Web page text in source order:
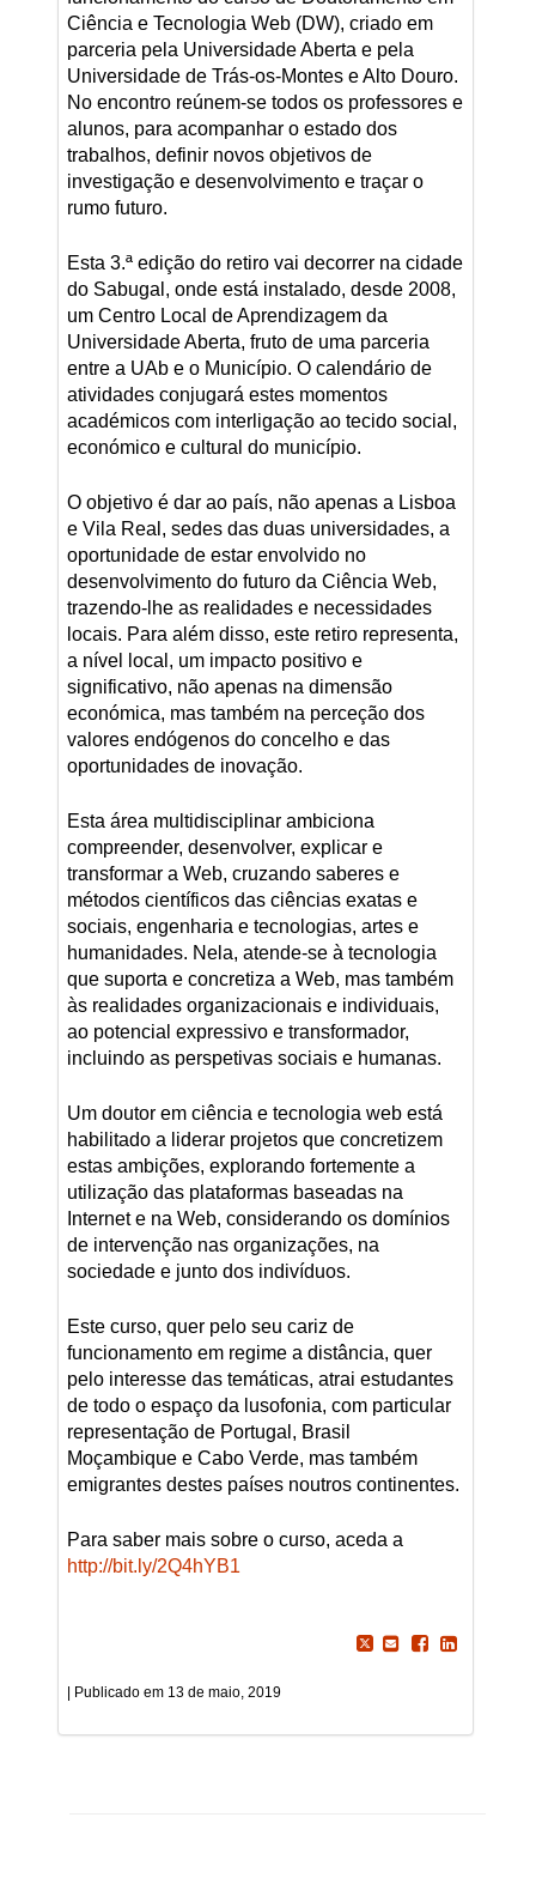
Ciência e Tecnologia Web (DW), criado em
parceria pela Universidade Aberta e pela
Universidade de Trás-os-Montes e Alto Douro.
No encontro reúnem-se todos os professores e
alunos, para acompanhar o estado dos
trabalhos, definir novos objetivos de
investigação e desenvolvimento e traçar o
rumo futuro.
Esta 3.ª edição do retiro vai decorrer na cidade
do Sabugal, onde está instalado, desde 2008,
um Centro Local de Aprendizagem da
Universidade Aberta, fruto de uma parceria
entre a UAb e o Município. O calendário de
atividades conjugará estes momentos
académicos com interligação ao tecido social,
económico e cultural do município.
O objetivo é dar ao país, não apenas a Lisboa
e Vila Real, sedes das duas universidades, a
oportunidade de estar envolvido no
desenvolvimento do futuro da Ciência Web,
trazendo-lhe as realidades e necessidades
locais. Para além disso, este retiro representa,
a nível local, um impacto positivo e
significativo, não apenas na dimensão
económica, mas também na perceção dos
valores endógenos do concelho e das
oportunidades de inovação.
Esta área multidisciplinar ambiciona
compreender, desenvolver, explicar e
transformar a Web, cruzando saberes e
métodos científicos das ciências exatas e
sociais, engenharia e tecnologias, artes e
humanidades. Nela, atende-se à tecnologia
que suporta e concretiza a Web, mas também
às realidades organizacionais e individuais,
ao potencial expressivo e transformador,
incluindo as perspetivas sociais e humanas.
Um doutor em ciência e tecnologia web está
habilitado a liderar projetos que concretizem
estas ambições, explorando fortemente a
utilização das plataformas baseadas na
Internet e na Web, considerando os domínios
de intervenção nas organizações, na
sociedade e junto dos indivíduos.
Este curso, quer pelo seu cariz de
funcionamento em regime a distância, quer
pelo interesse das temáticas, atrai estudantes
de todo o espaço da lusofonia, com particular
representação de Portugal, Brasil
Moçambique e Cabo Verde, mas também
emigrantes destes países noutros continentes.
Para saber mais sobre o curso, aceda a
http://bit.ly/2Q4hYB1
13 de maio, 2019